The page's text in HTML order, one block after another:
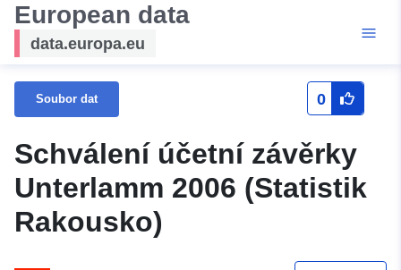
European data
data.europa.eu
Soubor dat 0
Schválení účetní závěrky
Unterlamm 2006 (Statistik
Rakousko)